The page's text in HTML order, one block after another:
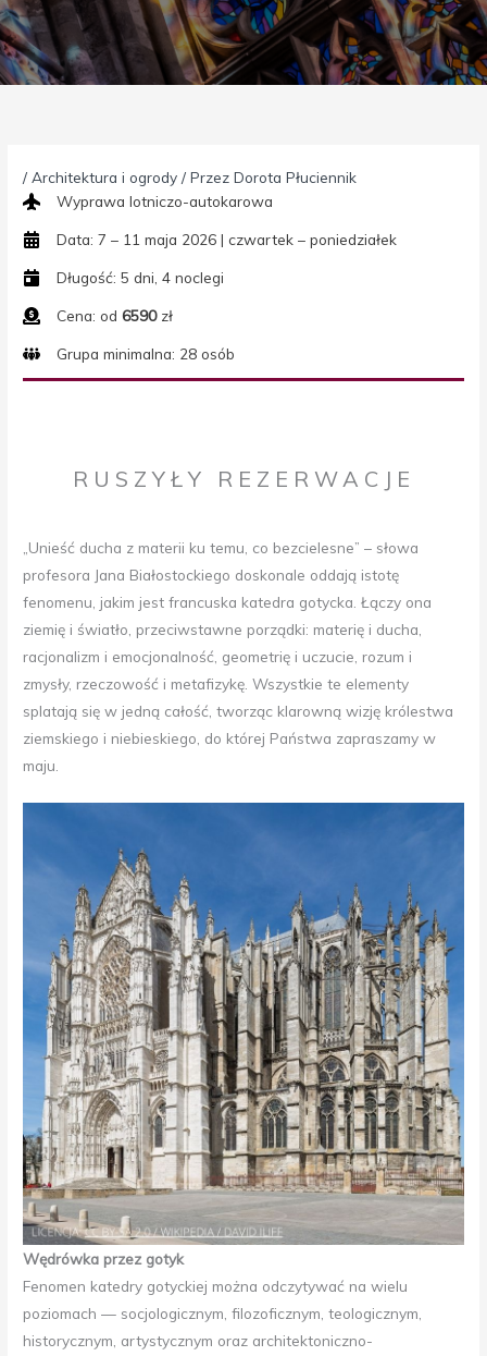
/Architektura i ogrody / PrzezDorota Płuciennik
Wyprawa lotniczo-autokarowa
Data: 7 – 11 maja 2026 | czwartek – poniedziałek
Długość: 5 dni, 4 noclegi
Cena: od6590zł
Grupa minimalna: 28 osób
RUSZYŁY REZERWACJE
„Unieść ducha z materii ku temu, co bezcielesne” – słowa
profesora Jana Białostockiego doskonale oddają istotę
fenomenu, jakim jest francuska katedra gotycka. Łączy ona
ziemię i światło, przeciwstawne porządki: materię i ducha,
racjonalizm i emocjonalność, geometrię i uczucie, rozum i
zmysły, rzeczowość i metafizykę. Wszystkie te elementy
splatają się w jedną całość, tworząc klarowną wizję królestwa
ziemskiego i niebieskiego, do której Państwa zapraszamy w
maju.
Wędrówka przez gotyk
Fenomen katedry gotyckiej można odczytywać na wielu
poziomach — socjologicznym, filozoficznym, teologicznym,
historycznym, artystycznym oraz architektoniczno-